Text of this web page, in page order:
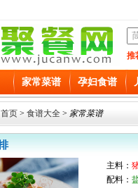
推
家常菜谱 孕妇食谱
首页 > 食谱大全 > 家常菜谱
主料：
配料：